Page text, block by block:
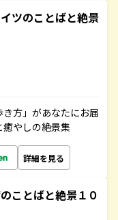
ツのことばと絶景
方」があなたにお届
やしの絶景集
詳細を見る
ことばと絶景１０